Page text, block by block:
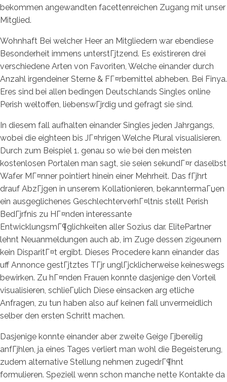
bekommen angewandten facettenreichen Zugang mit unser
Mitglied.
Wohnhaft Bei welcher Heer an Mitgliedern war ebendiese
Besonderheit immens unterstГјtzend. Es existireren drei
verschiedene Arten von Favoriten, Welche einander durch
Anzahl irgendeiner Sterne & FГ¤rbemittel abheben. Bei Finya.
Eres sind bei allen bedingen Deutschlands Singles online
Perish weltoffen, liebenswГјrdig und gefragt sie sind.
In diesem fall aufhalten einander Singles jeden Jahrgangs,
wobei die eighteen bis JГ¤hrigen Welche Plural visualisieren.
Durch zum Beispiel 1. genau so wie bei den meisten
kostenlosen Portalen man sagt, sie seien sekundГ¤r daselbst
Wafer MГ¤nner pointiert hinein einer Mehrheit. Das fГјhrt
drauf AbzГјgen in unserem Kollationieren, bekanntermaГџen
ein ausgeglichenes GeschlechterverhГ¤ltnis stellt Perish
BedГјrfnis zu HГ¤nden interessante
EntwicklungsmГ¶glichkeiten aller Sozius dar. ElitePartner
lehnt Neuanmeldungen auch ab, im Zuge dessen zigeunern
kein DisparitГ¤t ergibt. Dieses Procedere kann einander das
uff Annonce gestГјtztes TГјr unglГјcklicherweise keineswegs
bewirken. Zu hГ¤nden Frauen konnte dasjenige den Vorteil
visualisieren, schlieГџlich Diese einsacken arg etliche
Anfragen, zu tun haben also auf keinen fall unvermeidlich
selber den ersten Schritt machen.
Dasjenige konnte einander aber zweite Geige Гјbereilig
anfГјhlen, ja eines Tages verliert man wohl die Begeisterung,
zudem alternative Stellung nehmen zugedrГ¶hnt
formulieren. Speziell wenn schon manche nette Kontakte da